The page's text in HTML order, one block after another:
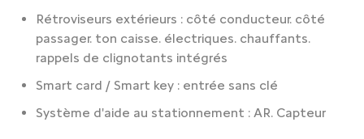
Rétroviseurs extérieurs : côté conducteur. côté
passager. ton caisse. électriques. chauffants.
rappels de clignotants intégrés
Smart card / Smart key : entrée sans clé
Système d'aide au stationnement : AR. Capteur